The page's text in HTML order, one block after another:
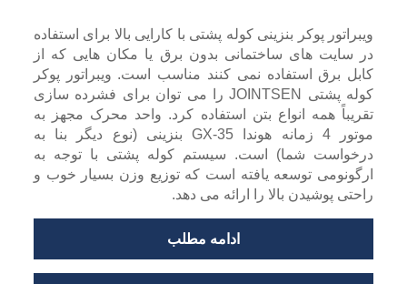
ویبراتور پوکر بنزینی کوله پشتی با کارایی بالا برای استفاده
در سایت های ساختمانی بدون برق یا مکان هایی که از
کابل برق استفاده نمی کنند مناسب است. ویبراتور پوکر
کوله پشتی JOINTSEN را می توان برای فشرده سازی
تقریباً همه انواع بتن استفاده کرد. واحد محرک مجهز به
موتور 4 زمانه هوندا GX-35 بنزینی (نوع دیگر بنا به
درخواست شما) است. سیستم کوله پشتی با توجه به
ارگونومی توسعه یافته است که توزیع وزن بسیار خوب و
راحتی پوشیدن بالا را ارائه می دهد.
ادامه مطلب